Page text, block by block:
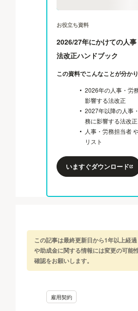
お役立ち資料
2026/27年にかけての人
法改正ハンドブック
この資料でこんなことが分か
2026年の人事・労
影響する法改正
2027年以降の人事
務に影響する法改正
人事・労務担当者
リスト
いますぐダウンロード
この記事は最終更新日から1年以上経
や助成金に関する情報には変更の可能
確認をお願いします。
雇用契約